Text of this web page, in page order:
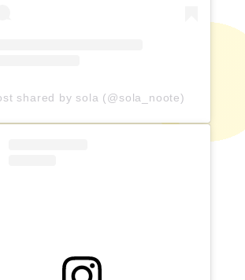
shared by sola (@sola_noote)